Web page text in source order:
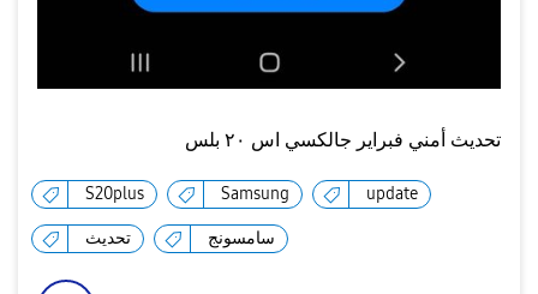
تحديث أمني فبراير جالكسي اس ٢٠ بلس
S20plus Samsung update
تحديث سامسونج